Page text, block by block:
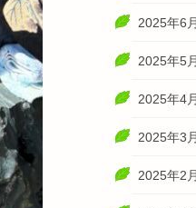
2025年6月
2025年5月
2025年4月
2025年3月
2025年2月